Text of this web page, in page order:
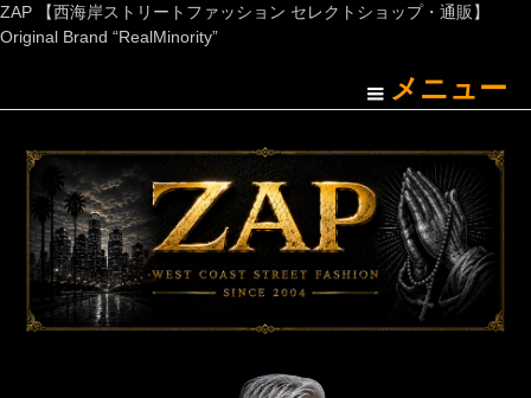
ZAP 【西海岸ストリートファッション セレクトショップ・通販】
Original Brand “RealMinority”
メニュー